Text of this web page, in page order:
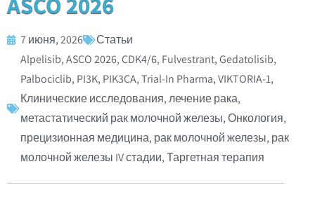
7 июня, 2026
Статьи
Alpelisib,ASCO 2026, CDK4/6, Fulvestrant, Gedatolisib,
Palbociclib, PI3K, PIK3CA,Trial-In Pharma,VIKTORIA-1,
Клинические исследования,лечение рака,
метастатический рак молочной железы,Онкология,
прецизионная медицина, рак молочной железы, рак
молочной железы IV стадии,Таргетная терапия